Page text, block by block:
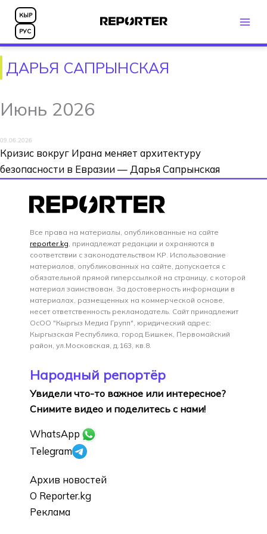
Перейти
содержимому
КЫР
РУС
ДАРЬЯ САПРЫНСКАЯ
Июнь 2026
09.06.2026
Кризис вокруг Ирана меняет архитектуру
безопасности в Евразии — Дарья Сапрынская
Все права на материалы, опубликованные на сайте
reporter.kg, принадлежат редакции и охраняются в
соответствии с законодательством КР. Использование
материалов, опубликованных на сайте, допускается с
обязательной прямой гиперссылкой на страницу, с которой
материал заимствован. За достоверность информации в
материалах, размещенных на коммерческой основе,
несет ответственность рекламодатель. Сайт принадлежит
ОсОО "Кыргыз Медиа Групп", юридический адрес:
Кыргызская Республика, город Бишкек, Первомайский
район, ул.Московская, д.163, кв.8.
Народный репортёр
Увидели что-то важное или интересное?
Снимите видео и поделитесь с нами!
WhatsApp
Telegram
Архив новостей
О Reporter.kg
Реклама